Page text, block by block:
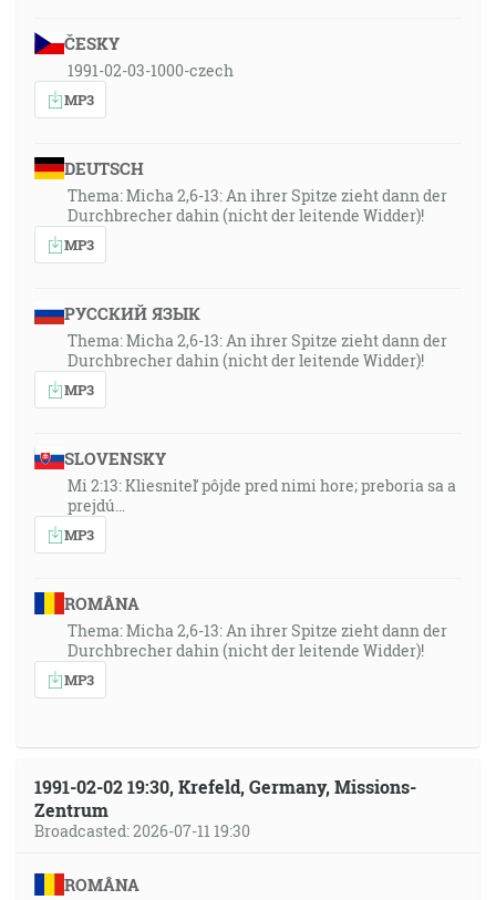
ČESKY
1991-02-03-1000-czech
MP3
DEUTSCH
Thema: Micha 2,6-13: An ihrer Spitze zieht dann der
Durchbrecher dahin (nicht der leitende Widder)!
MP3
РУССКИЙ ЯЗЫК
Thema: Micha 2,6-13: An ihrer Spitze zieht dann der
Durchbrecher dahin (nicht der leitende Widder)!
MP3
SLOVENSKY
Mi 2:13: Kliesniteľ pôjde pred nimi hore; preboria sa a
prejdú…
MP3
ROMÂNA
Thema: Micha 2,6-13: An ihrer Spitze zieht dann der
Durchbrecher dahin (nicht der leitende Widder)!
MP3
1991-02-02 19:30, Krefeld, Germany, Missions-
Zentrum
Broadcasted: 2026-07-11 19:30
ROMÂNA